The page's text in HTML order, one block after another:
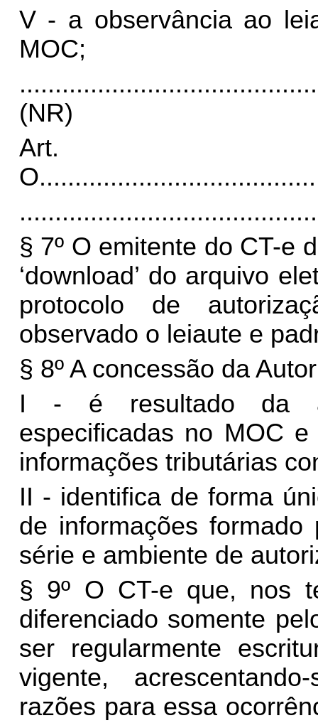
V - a observância ao
MOC;
(NR)
Art.
O
§ 7º O emitente do CT-e
‘download’ do arquivo
protocolo de
observado o leiaute e
§ 8º A concessão da
I - é resultado da
especificadas no MOC
informações tributárias
II - identifica de forma
de informações
série e ambiente de
§ 9º O CT-e que, nos
diferenciado somente
ser regularmente
vigente,
razões para essa